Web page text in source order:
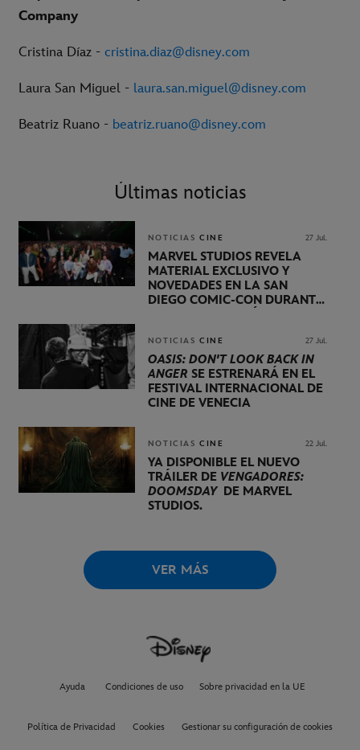
Company
Cristina Díaz - cristina.diaz@disney.com
Laura San Miguel - laura.san.miguel@disney.com
Beatriz Ruano - beatriz.ruano@disney.com
Últimas noticias
NOTICIAS CINE 27 Jul.
MARVEL STUDIOS REVELA
MATERIAL EXCLUSIVO Y
NOVEDADES EN LA SAN
DIEGO COMIC-CON DURANTE
NOTICIAS CINE 27 Jul.
OASIS: DON'T LOOK BACK IN
ANGER SE ESTRENARÁ EN EL
FESTIVAL INTERNACIONAL DE
CINE DE VENECIA
NOTICIAS CINE 22 Jul.
YA DISPONIBLE EL NUEVO
TRÁILER DE VENGADORES:
DOOMSDAYDE MARVEL
STUDIOS.
VER MÁS
Ayuda Condiciones de uso Sobre privacidad en la UE
Política de Privacidad Cookies Gestionar su configuración de cookies